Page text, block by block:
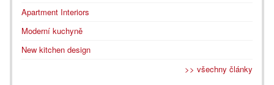
Apartment Interiors
Moderní kuchyně
New kitchen design
>> všechny články